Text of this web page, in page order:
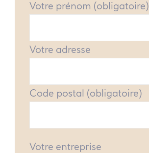
Votre prénom (obligatoire)
Votre adresse
Code postal (obligatoire)
Votre entreprise